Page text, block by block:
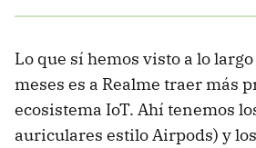
Lo que sí hemos visto a lo
meses es a Realme traer más
ecosistema IoT. Ahí tenemos
auriculares estilo Airpods) y los